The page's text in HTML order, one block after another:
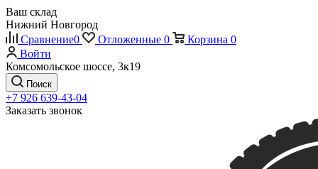
Ваш склад
Нижний Новгород
Сравнение0 Отложенные 0 Корзина 0
Войти
Комсомольское шоссе, 3к19
Поиск
+7 926 639-43-04
Заказать звонок